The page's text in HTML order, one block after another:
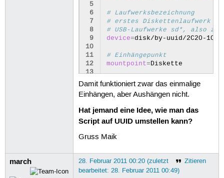
5
6
7
8
9
10
11
12
13
16
17
18
19
21
24
25
# Laufwerksbezeichnung
# erstes Diskettenlaufwerk
# USB-Laufwerke sd*, also
device=disk/by-uuid/2C20-10F4
# Einhängepunkt
mountpoint= Diskette
# libnotify settings
"Diskettenlaufwerk"
WAIT="Lese Diskette. Einen
MOUNT
"Diskette eingebunden"
UNMOUNT ="Diskette kann
ERROR="keine Diskette im
# angezeigtes Logo/Icon
# Abfrage Status Diskette
floppy_mount="`mount -l |
Damit funktioniert zwar das einmalige
Einhängen, aber Aushängen nicht.
Hat jemand eine Idee, wie man das
Script auf UUID umstellen kann?
Gruss Maik
march Zitieren
28. Februar 2011 00:20 (zuletzt
bearbeitet: 28. Februar 2011 00:49)